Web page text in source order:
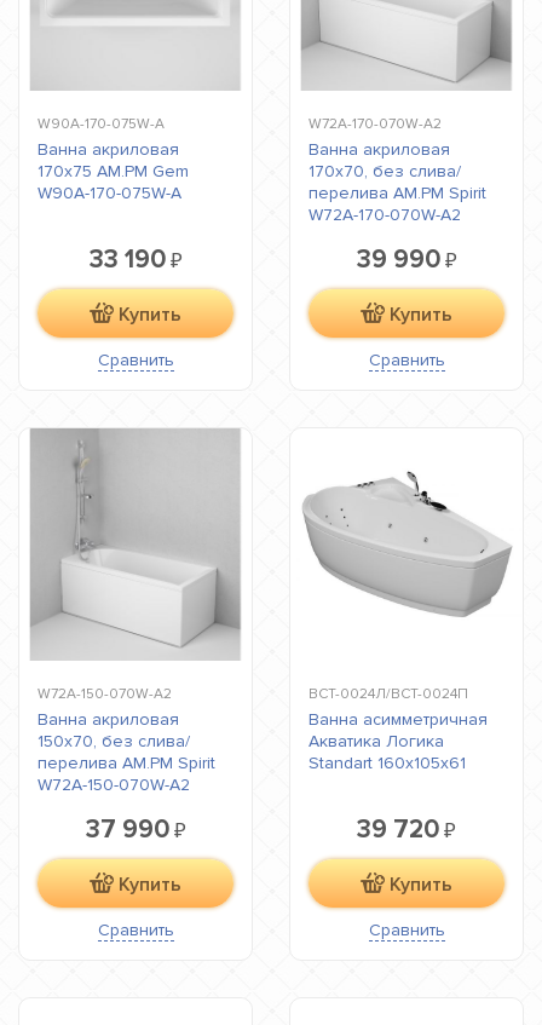
W90A-170-075W-A
Ванна акриловая
170x75 AM.PM Gem
W90A-170-075W-A
33 190₽
Купить
Сравнить
W72A-170-070W-A2
Ванна акриловая
170x70, без слива/
перелива AM.PM Spirit
W72A-170-070W-A2
39 990₽
Купить
Сравнить
W72A-150-070W-A2
Ванна акриловая
150x70, без слива/
перелива AM.PM Spirit
W72A-150-070W-A2
37 990₽
Купить
Сравнить
ВСТ-0024Л/ВСТ-0024П
Ванна асимметричная
Акватика Логика
Standart 160x105x61
39 720 ₽
Купить
Сравнить